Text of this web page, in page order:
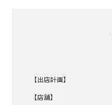
【出店計画】
【店舗】